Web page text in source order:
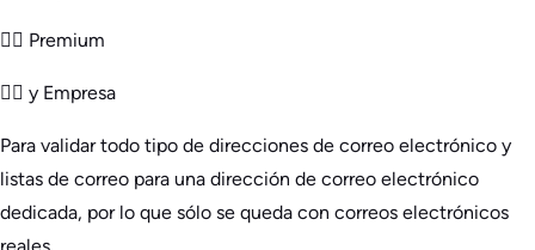
👉🏻 Premium
👉🏻 y Empresa
Para validar todo tipo de direcciones de correo electrónico y
listas de correo para una dirección de correo electrónico
dedicada, por lo que sólo se queda con correos electrónicos